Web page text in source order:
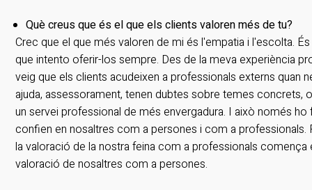
Què creus que és el que els clients valoren més de tu?
Crec que el que més valoren de mi és l'empatia i l'escolta.
que intento oferir-los sempre. Des de la meva experiència
veig que els clients acudeixen a professionals externs quan
ajuda, assessorament, tenen dubtes sobre temes concrets,
un servei professional de més envergadura. I això només ho
confien en nosaltres com a persones i com a professionals.
la valoració de la nostra feina com a professionals comença
valoració de nosaltres com a persones.